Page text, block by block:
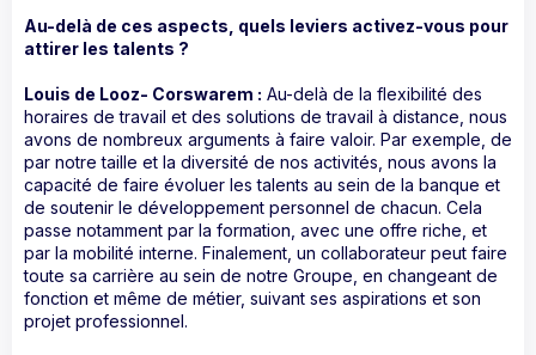
Au-delà de ces aspects, quels leviers activez-vous pour
attirer les talents ?
Louis de Looz- Corswarem : Au-delà de la flexibilité des
horaires de travail et des solutions de travail à distance, nous
avons de nombreux arguments à faire valoir. Par exemple, de
par notre taille et la diversité de nos activités, nous avons la
capacité de faire évoluer les talents au sein de la banque et
de soutenir le développement personnel de chacun. Cela
passe notamment par la formation, avec une offre riche, et
par la mobilité interne. Finalement, un collaborateur peut faire
toute sa carrière au sein de notre Groupe, en changeant de
fonction et même de métier, suivant ses aspirations et son
projet professionnel.